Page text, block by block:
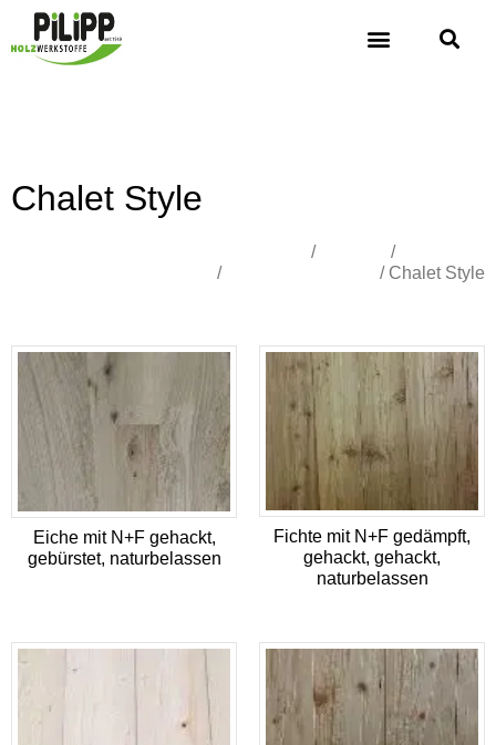
Chalet Style
/ /
/ / Chalet Style
Eiche mit N+F gehackt,
gebürstet, naturbelassen
Fichte mit N+F gedämpft,
gehackt, gehackt,
naturbelassen